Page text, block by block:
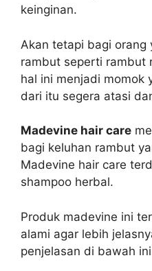
keinginan.
Akan tetapi bagi orang
rambut seperti rambut
hal ini menjadi momok
dari itu segera atasi
Madevine hair care
bagi keluhan rambut
Madevine hair care
shampoo herbal.
Produk madevine ini
alami agar lebih
penjelasan di bawah